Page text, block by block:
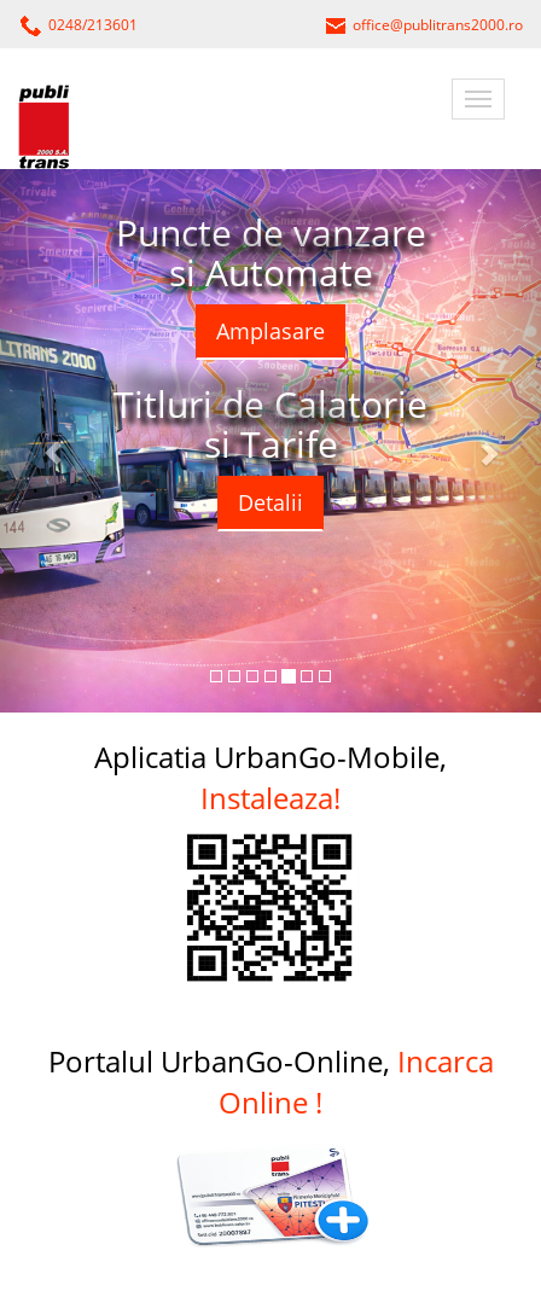
0248/213601 office@publitrans2000.ro
Puncte de vanzare
si Automate
Amplasare
Titluri de Calatorie
si Tarife
Detalii
Aplicatia UrbanGo-Mobile,
Instaleaza!
Portalul UrbanGo-Online, Incarca
Online !